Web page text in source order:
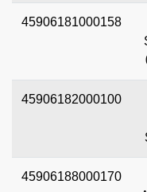
45906181000158
45906182000100
45906188000170